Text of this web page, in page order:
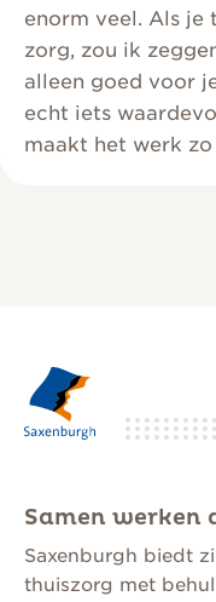
enorm veel. Als je
zorg, zou ik
alleen goed voor
echt iets
maakt het werk zo
Samen werken
Saxenburgh biedt
thuiszorg met